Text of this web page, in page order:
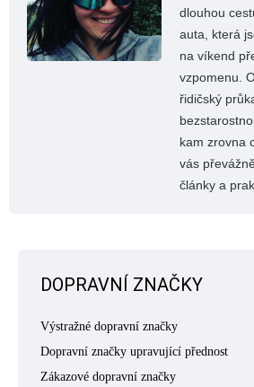
dlouhou
auta, která
na víkend
vzpomenu.
řidičský
kam zrovna
vás
články a
DOPRAVNÍ ZNAČKY
Výstražné dopravní značky
Dopravní značky upravující přednost
Zákazové dopravní značky